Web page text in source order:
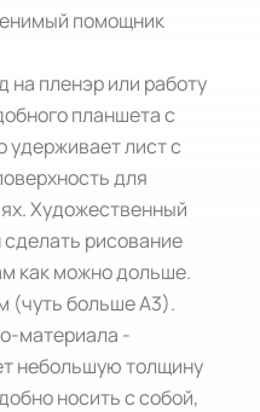
помощник
пленэр или работу
планшета с
лист с
для
Художественный
сделать рисование
как можно дольше.
(чуть больше А3).
материала -
небольшую толщину
носить с собой,